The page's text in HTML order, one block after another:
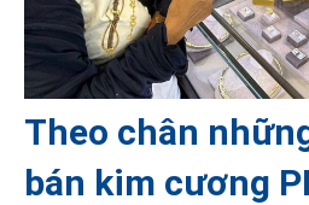
Theo chân
bán kim cương